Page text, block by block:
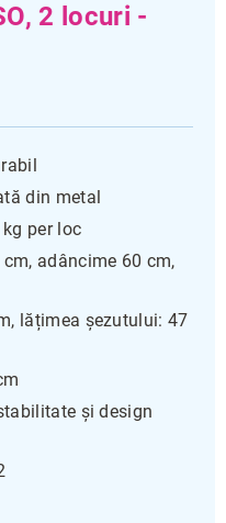
2 locuri -
din metal
per loc
adâncime 60 cm,
lățimea șezutului: 47
și design